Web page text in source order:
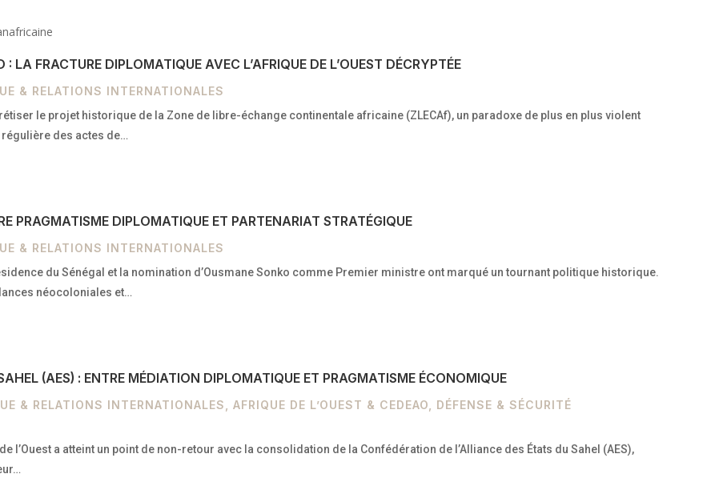
LA FRACTURE DIPLOMATIQUE AVEC L’AFRIQUE DE L’OUEST DÉCRYPTÉE
& RELATIONS INTERNATIONALES
le projet historique de la Zone de libre-échange continentale africaine (ZLECAf), un paradoxe de plus en plus violent
des actes de…
PRAGMATISME DIPLOMATIQUE ET PARTENARIAT STRATÉGIQUE
& RELATIONS INTERNATIONALES
du Sénégal et la nomination d’Ousmane Sonko comme Premier ministre ont marqué un tournant politique historique.
néocoloniales et…
(AES) : ENTRE MÉDIATION DIPLOMATIQUE ET PRAGMATISME ÉCONOMIQUE
& RELATIONS INTERNATIONALES ,AFRIQUE DE L’OUEST & CEDEAO
DÉFENSE & SÉCURITÉ
l’Ouest a atteint un point de non-retour avec la consolidation de la Confédération de l’Alliance des États du Sahel (AES),